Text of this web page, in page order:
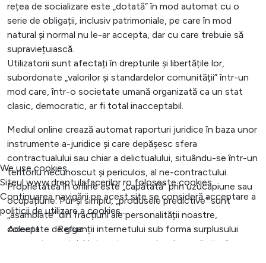
rețea de socializare este „dotată” în mod automat cu o
serie de obligații, inclusiv patrimoniale, pe care în mod
natural și normal nu le-ar accepta, dar cu care trebuie să
supraviețuiască.
Utilizatorii sunt afectați în drepturile și libertățile lor,
subordonate „valorilor și standardelor comunității” într-un
mod care, într-o societate umană organizată ca un stat
clasic, democratic, ar fi total inacceptabil.
Mediul online crează automat raporturi juridice în baza unor
instrumente a-juridice și care depășesc sfera
contractualului sau chiar a delictualului, situându-se într-un
teritoriu necunoscut și periculos, al ne-contractului.
Proprietatea în online este „capătată” prin uzucapiune sau
ocupațiune. Pur și simplu, „produsele predictive” sunt
„asamblate” din fracțiuni ale personalității noastre,
colectate de giganții internetului sub forma surplusului
comportamental. Noi suntem „produsele predictive”,
We use cookies
Siteul www.dreptulafacerilor.ro foloseste cookies.
Continuarea navigării pe acest site se consideră acceptare a
politicii de utilizare a cookies...
Accept
Refuz